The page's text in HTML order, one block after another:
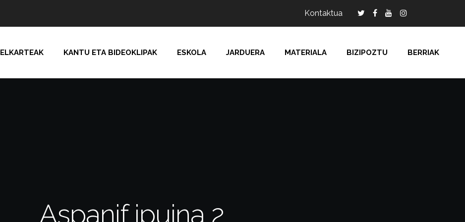
Kontaktua
ELKARTEAK KANTU ETA BIDEOKLIPAK ESKOLA JARDUERA MATERIALA BIZIPOZTU BERRIAK
Aspanif ipuina 2